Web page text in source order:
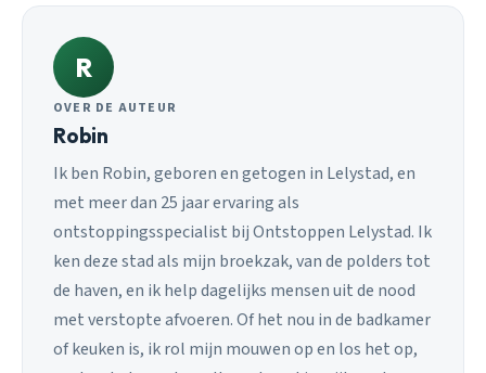
R
OVER DE AUTEUR
Robin
Ik ben Robin, geboren en getogen in Lelystad, en
met meer dan 25 jaar ervaring als
ontstoppingsspecialist bij Ontstoppen Lelystad. Ik
ken deze stad als mijn broekzak, van de polders tot
de haven, en ik help dagelijks mensen uit de nood
met verstopte afvoeren. Of het nou in de badkamer
of keuken is, ik rol mijn mouwen op en los het op,